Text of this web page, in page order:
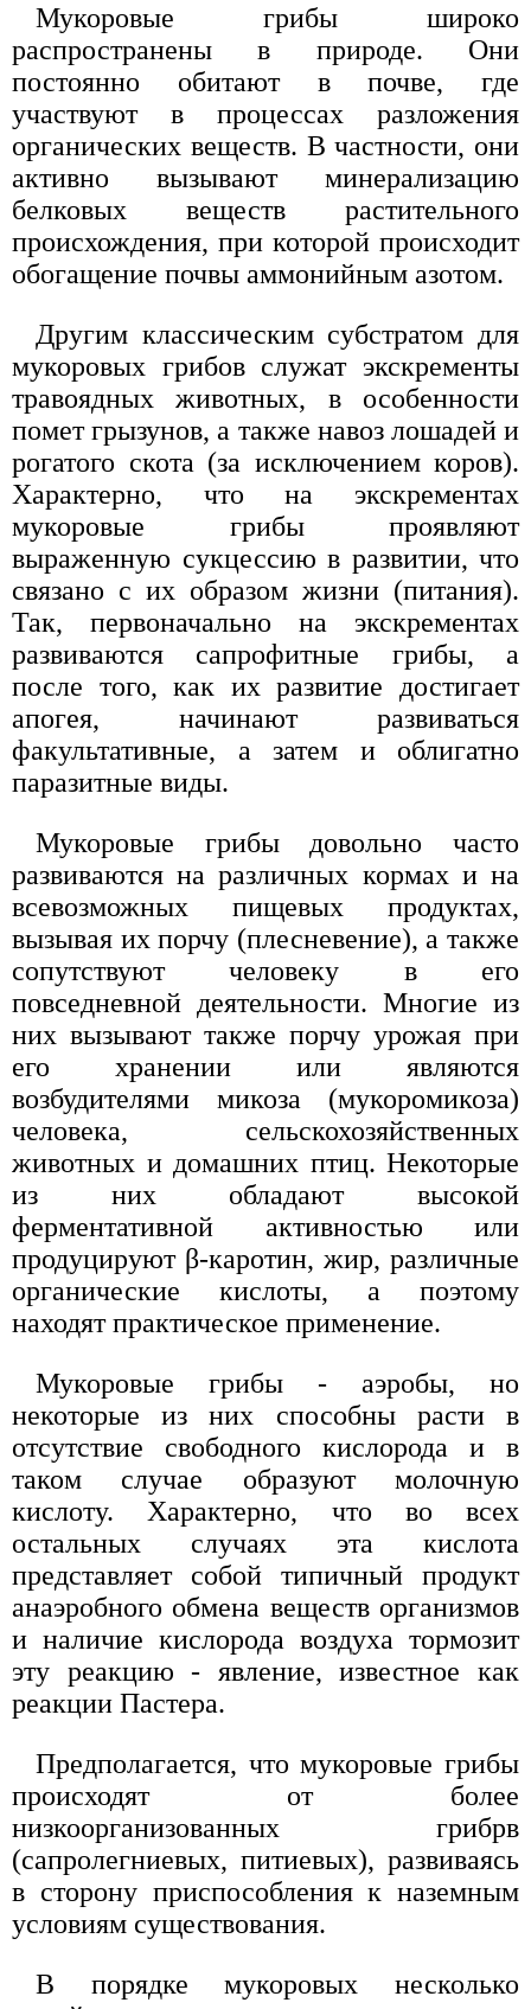
Мукоровые грибы широко
распространены в природе. Они
постоянно обитают в почве, где
участвуют в процессах разложения
органических веществ. В частности, они
активно вызывают минерализацию
белковых веществ растительного
происхождения, при которой происходит
обогащение почвы аммонийным азотом.
Другим классическим субстратом для
мукоровых грибов служат экскременты
травоядных животных, в особенности
помет грызунов, а также навоз лошадей и
рогатого скота (за исключением коров).
Характерно, что на экскрементах
мукоровые грибы проявляют
выраженную сукцессию в развитии, что
связано с их образом жизни (питания).
Так, первоначально на экскрементах
развиваются сапрофитные грибы, а
после того, как их развитие достигает
апогея, начинают развиваться
факультативные, а затем и облигатно
паразитные виды.
Мукоровые грибы довольно часто
развиваются на различных кормах и на
всевозможных пищевых продуктах,
вызывая их порчу (плесневение), а также
сопутствуют человеку в его
повседневной деятельности. Многие из
них вызывают также порчу урожая при
его хранении или являются
возбудителями микоза (мукоромикоза)
человека, сельскохозяйственных
животных и домашних птиц. Некоторые
из них обладают высокой
ферментативной активностью или
продуцируют β-каротин, жир, различные
органические кислоты, а поэтому
находят практическое применение.
Мукоровые грибы - аэробы, но
некоторые из них способны расти в
отсутствие свободного кислорода и в
таком случае образуют молочную
кислоту. Характерно, что во всех
остальных случаях эта кислота
представляет собой типичный продукт
анаэробного обмена веществ организмов
и наличие кислорода воздуха тормозит
эту реакцию - явление, известное как
реакции Пастера.
Предполагается, что мукоровые грибы
происходят от более
низкоорганизованных грибрв
(сапролегниевых, питиевых), развиваясь
в сторону приспособления к наземным
условиям существования.
В порядке мукоровых несколько